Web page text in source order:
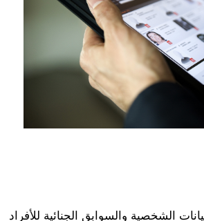
الشخصية والسوابق الجنائية للأفراد